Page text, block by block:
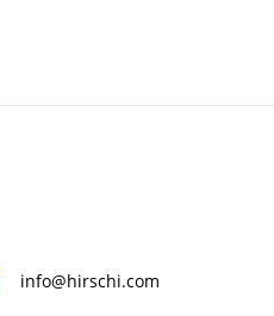
info@hirschi.com